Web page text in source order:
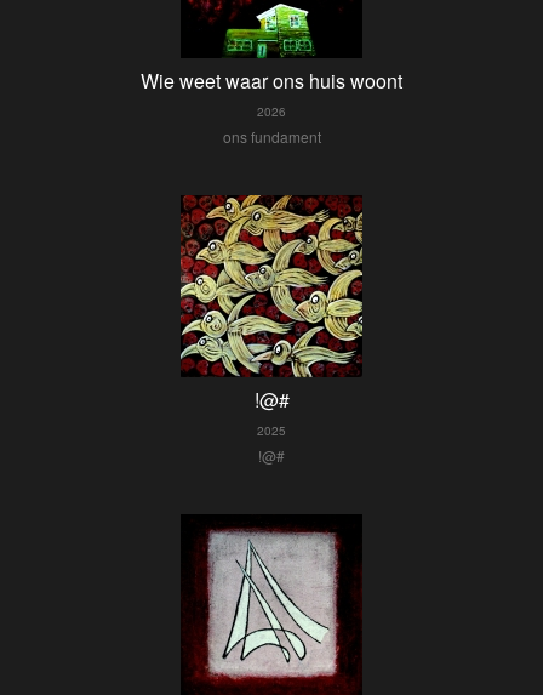
Wie weet waar ons huis woont
2026
ons fundament
!@#
2025
!@#